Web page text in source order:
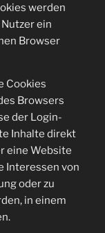
werden
ein
Browser
Cookies
Browsers
der Login-
Inhalte direkt
eine Website
Interessen von
oder zu
in einem